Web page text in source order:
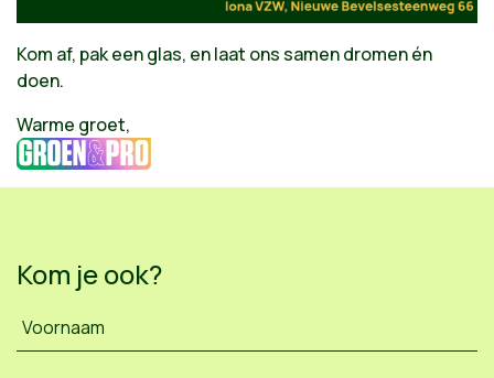
Kom af, pak een glas, en laat ons samen dromen én
doen.
Warme groet,
Kom je ook?
Voornaam